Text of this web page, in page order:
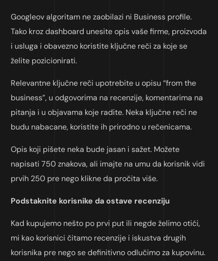
Googleov algoritam ne zaobilazi ni Business profile.
Tako kroz dashboard unesite opis vaše firme, proizvoda
i usluga i obavezno koristite ključne reči za koje se
želite pozicionirati.
Relevantne ključne reči upotrebite u opisu “from the
business”, u odgovorima na recenzije, komentarima na
pitanja i u objavama koje radite. Neka ključne reči ne
budu nabacane, koristite ih prirodno u rečenicama.
Opis koji pišete neka bude jasan i sažet. Možete
napisati 750 znakova, ali imajte na umu da korisnik vidi
prvih 250 pre nego klikne da pročita više.
Podstaknite korisnike da ostave recenziju
Kad kupujemo nešto po prvi put ili negde želimo otići,
mi kao korisnici čitamo recenzije i iskustva drugih
korisnika pre nego se definitivno odlučimo za kupovinu.